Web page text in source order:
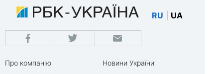
RU UA
Про компанію
Новини України